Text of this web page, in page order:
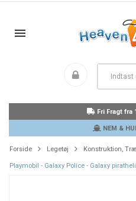
Fri Fragt fra
NEM &
Forside Legetøj Konstruktion,
Playmobil - Galaxy Police - Galaxy